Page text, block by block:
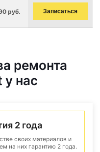
руб. Записаться
ремонта
у нас
2 года
своих материалов и
на них гарантию 2 года.